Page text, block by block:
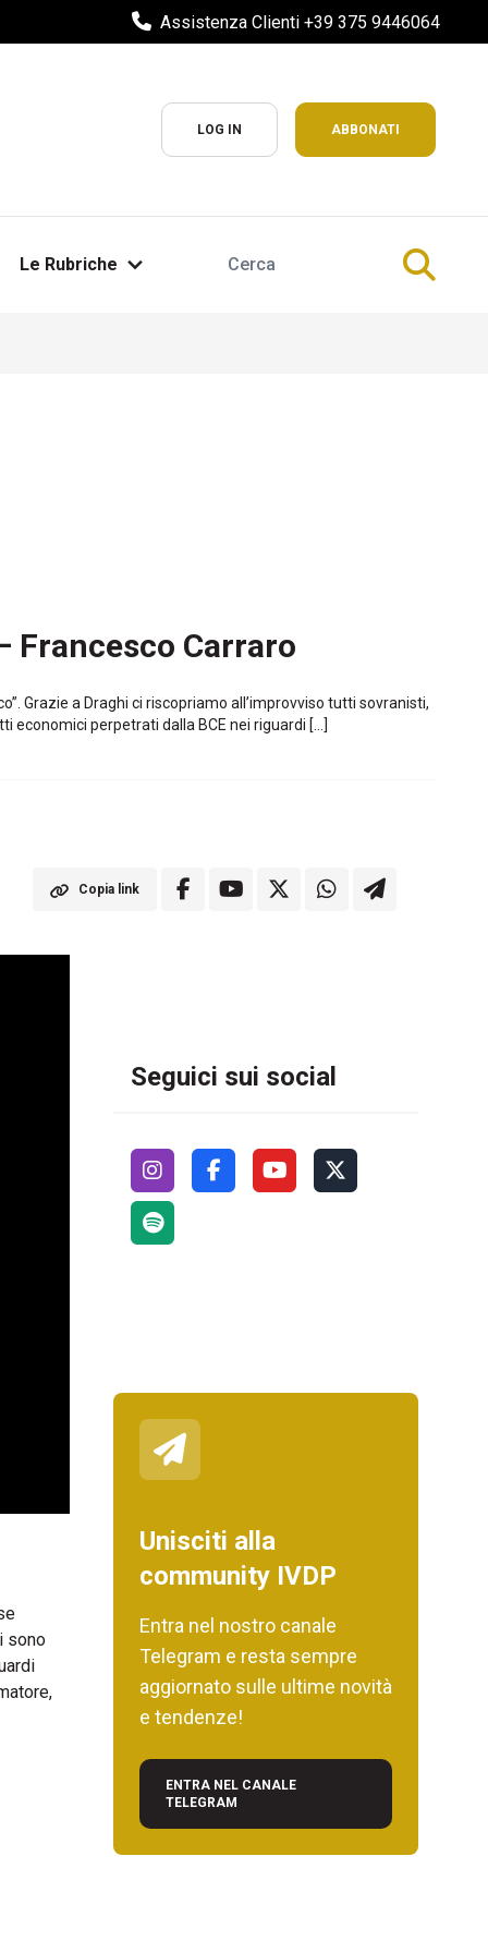
Assistenza Clienti +39 375 9446064
LOG IN ABBONATI
Le Rubriche
Carraro
Grazie a Draghi ci riscopriamo all’improvviso tutti sovranisti,
economici perpetrati dalla BCE nei riguardi […]
Copia link
sono
Seguici sui social
Unisciti alla
community IVDP
Entra nel nostro canale
Telegram e resta sempre
aggiornato sulle ultime novità
e tendenze!
ENTRA NEL CANALE
TELEGRAM